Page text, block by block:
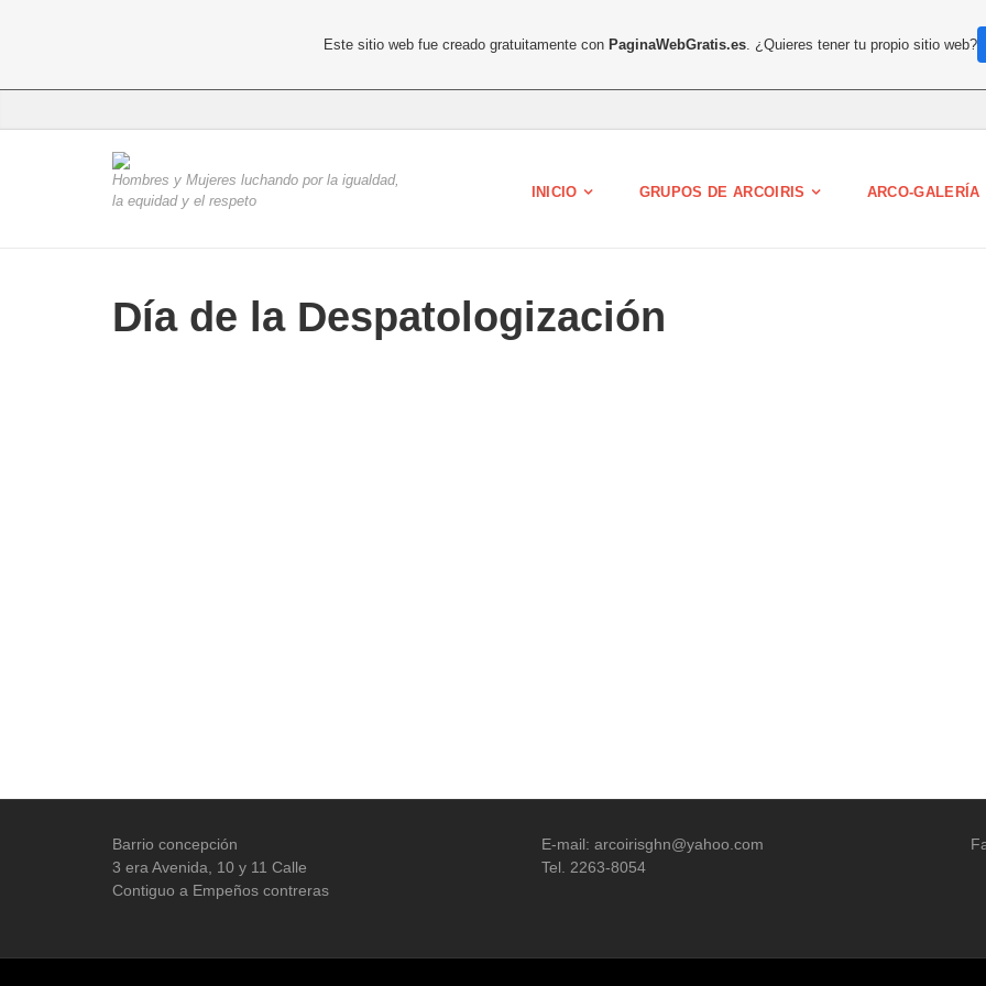
Hombres y Mujeres luchando por la igualdad,
la equidad y el respeto
INICIO GRUPOS DE ARCOIRIS ARCO-GALERÍA
Día de la Despatologización
Barrio concepción
3 era Avenida, 10 y 11 Calle
Contiguo a Empeños contreras
E-mail: arcoirisghn@yahoo.com
Tel. 2263-8054
Este sitio web fue creado gratuitamente conPaginaWebGratis.es . ¿Quieres tener tu propio sitio web?